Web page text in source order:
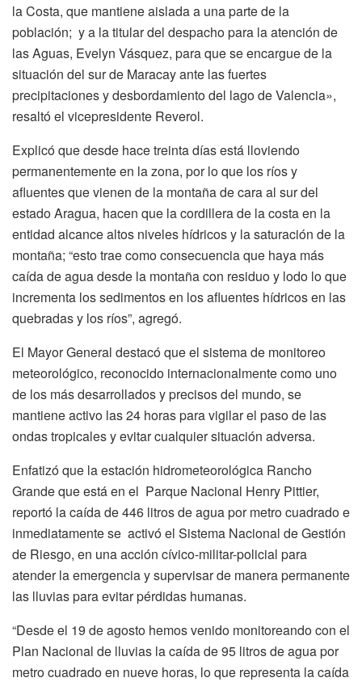
la Costa, que mantiene aislada a una parte de la
población; y a la titular del despacho para la atención de
las Aguas, Evelyn Vásquez, para que se encargue de la
situación del sur de Maracay ante las fuertes
precipitaciones y desbordamiento del lago de Valencia»,
resaltó el vicepresidente Reverol.
Explicó que desde hace treinta días está lloviendo
permanentemente en la zona, por lo que los ríos y
afluentes que vienen de la montaña de cara al sur del
estado Aragua, hacen que la cordillera de la costa en la
entidad alcance altos niveles hídricos y la saturación de la
montaña; “esto trae como consecuencia que haya más
caída de agua desde la montaña con residuo y lodo lo que
incrementa los sedimentos en los afluentes hídricos en las
quebradas y los ríos”, agregó.
El Mayor General destacó que el sistema de monitoreo
meteorológico, reconocido internacionalmente como uno
de los más desarrollados y precisos del mundo, se
mantiene activo las 24 horas para vigilar el paso de las
ondas tropicales y evitar cualquier situación adversa.
Enfatizó que la estación hidrometeorológica Rancho
Grande que está en el Parque Nacional Henry Pittier,
reportó la caída de 446 litros de agua por metro cuadrado e
inmediatamente se activó el Sistema Nacional de Gestión
de Riesgo, en una acción cívico-militar-policial para
atender la emergencia y supervisar de manera permanente
las lluvias para evitar pérdidas humanas.
“Desde el 19 de agosto hemos venido monitoreando con el
Plan Nacional de lluvias la caída de 95 litros de agua por
metro cuadrado en nueve horas, lo que representa la caída